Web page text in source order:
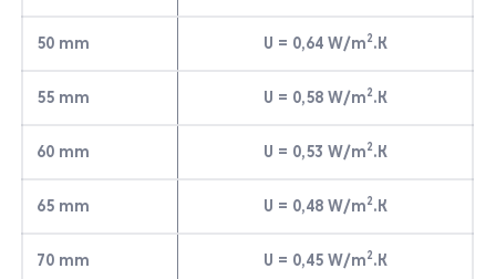
50 mm U = 0,64 W/m2.K
55 mm U = 0,58 W/m2.K
60 mm U = 0,53 W/m2.K
65 mm U = 0,48 W/m2.K
70 mm U = 0,45 W/m2.K